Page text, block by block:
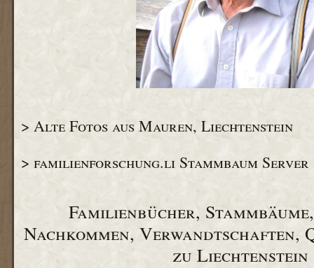
> Alte Fotos aus Mauren, Liechtenstein
> familienforschung.li Stammbaum Server
Familienbücher,
Nachkommen, Verwandtschaften,
zu Liechtenstein